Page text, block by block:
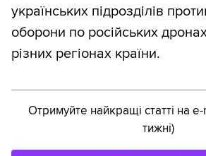
українських підрозділів
оборони по російських
різних регіонах країни.
Отримуйте найкращі статті на
тижні)